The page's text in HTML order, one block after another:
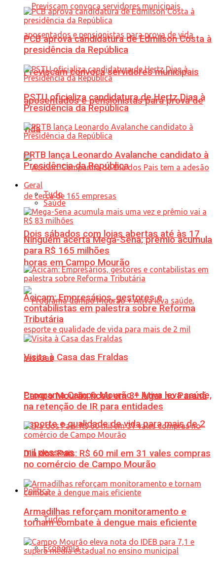
Previscam convoca servidores municipais
aposentados e pensionistas para prova de
vida
Dois sábados com lojas abertas até às 17
horas em Campo Mourão
Programa Campo Mourão + Ativa leva saúde,
esporte e qualidade de vida para mais de 2
mil pessoas
Política
Tudo
Economia
PCB aprova candidatura de Edmilson Costa à
presidência da República
PSTU oficializa candidatura de Hertz Dias à
Presidência da República
PRTB lança Leonardo Avalanche candidato à
Presidência da República
Geral
Tudo
Saúde
Ninguém acerta Mega-Sena; prêmio acumula
para R$ 165 milhões
Acicam: Empresários, gestores e
contabilistas em palestra sobre Reforma
Tributária
Visita à Casa das Fraldas
Campo Mourão ficou em 3º lugar no Paraná
na retenção de IR para entidades
Dia dos Pais: R$ 60 mil em 31 vales compras
no comércio de Campo Mourão
Armadilhas reforçam monitoramento e
tornam combate à dengue mais eficiente